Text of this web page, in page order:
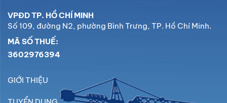
VPĐD TP. HỒ CHÍ MINH
Số 109, đường N2, phường Bình Trưng, TP. Hồ Chí Minh.
MÃ SỐ THUẾ:
3602976394
GIỚI THIỆU